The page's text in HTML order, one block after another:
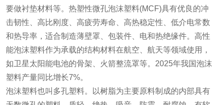
要做衬垫材料等。热塑性微孔泡沫塑料(MCF)具有优良的冲
击韧性、高比刚度、高疲劳寿命、高热稳定性、低介电常数
和热导率，适合制造薄壁罩、包装件、电和热绝缘件。高性
能泡沫塑料作为承载的结构材料在航空、航天等领域使用，
如卫星太阳能电池的骨架、火箭整流罩等。2025年我国泡沫
塑料产量同比增长7%。
泡沫塑料也叫多孔塑料。以树脂为主要原料制成的内部具有